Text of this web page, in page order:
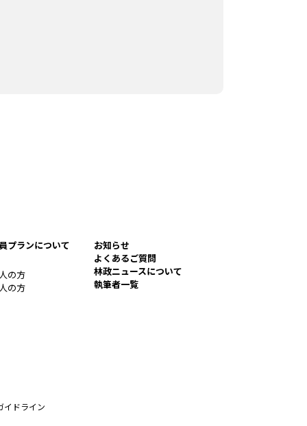
プランについて
の方
の方
お知らせ
よくあるご質問
林政ニュースについて
執筆者一覧
イドライン